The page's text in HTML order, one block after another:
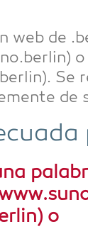
web de
o
Se
de
o